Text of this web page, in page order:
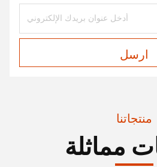
ارسل
منتجاتنا
مماثلة